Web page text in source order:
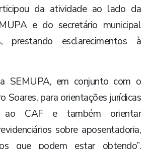
da atividade ao lado da
e do secretário municipal
prestando esclarecimentos à
SEMUPA, em conjunto com o
Soares, para orientações jurídicas
ao CAF e também orientar
sobre aposentadoria,
que podem estar obtendo”,